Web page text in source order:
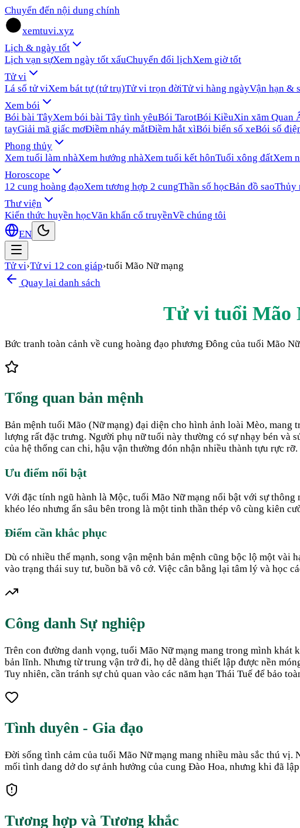
Chuyển đến nội dung chính
xemtuvi.xyz
Lịch & ngày tốt
Lịch vạn sựXem ngày tốt xấuChuyển đổi lịchXem giờ tốt
Tử vi
Lá số tử viXem bát tự (tứ trụ)Tử vi trọn đờiTử vi hàng ngàyVận hạn &
Xem bói
Bói bài TâyXem bói bài Tây tình yêuBói TarotBói KiềuXin xăm Quan
tayGiải mã giấc mơĐiềm nháy mắtĐiềm hắt xìBói biển số xeBói số
Phong thủy
Xem tuổi làm nhàXem hướng nhàXem tuổi kết hônTuổi xông đấtXem
Horoscope
12 cung hoàng đạoXem tương hợp 2 cungThần số họcBản đồ saoThủy
Thư viện
Kiến thức huyền họcVăn khấn cổ truyềnVề chúng tôi
EN
Tử vi›Tử vi 12 con giáp›tuổi Mão Nữ mạng
Quay lại danh sách
Tử vi tuổi Mão
Bức tranh toàn cảnh về cung hoàng đạo phương Đông của tuổi Mão
Tổng quan bản mệnh
Bản mệnh tuổi Mão (Nữ mạng) đại diện cho hình ảnh loài Mèo, mang
lượng rất đặc trưng. Người phụ nữ tuổi này thường có sự nhạy bén và
của hệ thống can chi, hậu vận thường đón nhận nhiều thành tựu rực rỡ.
Ưu điểm nổi bật
Với đặc tính ngũ hành là Mộc, tuổi Mão Nữ mạng nổi bật với sự
khéo léo nhưng ẩn sâu bên trong là một tinh thần thép vô cùng kiên
Điểm cần khắc phục
Dù có nhiều thế mạnh, song vận mệnh bản mệnh cũng bộc lộ một vài
vào trạng thái suy tư, buồn bã vô cớ. Việc cân bằng lại tâm lý và học
Công danh Sự nghiệp
Trên con đường danh vọng, tuổi Mão Nữ mạng mang trong mình khát
bản lĩnh. Nhưng từ trung vận trở đi, họ dễ dàng thiết lập được nền
Tuy nhiên, cần tránh sự chủ quan vào các năm hạn Thái Tuế để bảo
Tình duyên - Gia đạo
Đời sống tình cảm của tuổi Mão Nữ mạng mang nhiều màu sắc thú
mối tình dang dở do sự ảnh hưởng của cung Đào Hoa, nhưng khi đã
Tương hợp và Tương khắc